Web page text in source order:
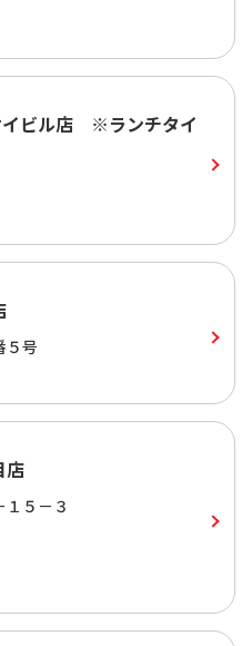
イビル店 ※ランチタイ
５号
店
５－３